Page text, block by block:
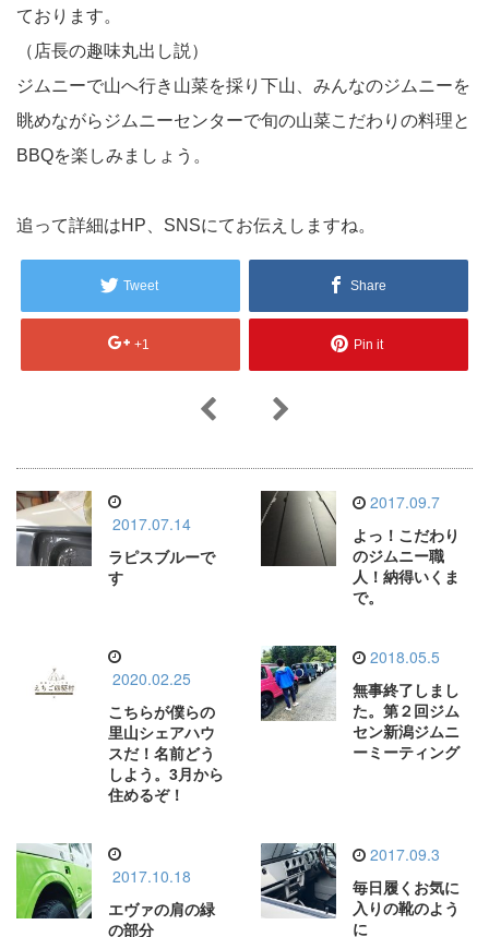
ております。
（店長の趣味丸出し説）
ジムニーで山へ行き山菜を採り下山、みんなのジムニーを
眺めながらジムニーセンターで旬の山菜こだわりの料理と
BBQを楽しみましょう。
追って詳細はHP、SNSにてお伝えしますね。
Tweet Share
+1 Pin it
2017.07.14
ラピスブルーで
す
2017.09.7
よっ！こだわり
のジムニー職
人！納得いくま
で。
2020.02.25
こちらが僕らの
里山シェアハウ
スだ！名前どう
しよう。3月から
住めるぞ！
2018.05.5
無事終了しまし
た。第２回ジム
セン新潟ジムニ
ーミーティング
2017.10.18
エヴァの肩の緑
の部分
2017.09.3
毎日履くお気に
入りの靴のよう
に